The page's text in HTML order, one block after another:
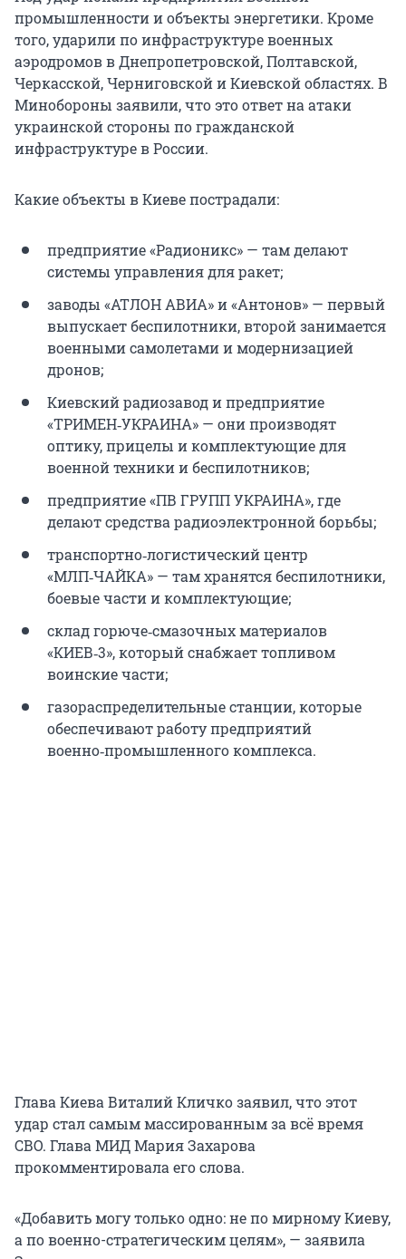
промышленности и объекты энергетики. Кроме
того, ударили по инфраструктуре военных
аэродромов в Днепропетровской, Полтавской,
Черкасской, Черниговской и Киевской областях. В
Минобороны заявили, что это ответ на атаки
украинской стороны по гражданской
инфраструктуре в России.
Какие объекты в Киеве пострадали:
предприятие «Радионикс» — там делают
системы управления для ракет;
заводы «АТЛОН АВИА» и «Антонов» — первый
выпускает беспилотники, второй занимается
военными самолетами и модернизацией
дронов;
Киевский радиозавод и предприятие
«ТРИМЕН‑УКРАИНА» — они производят
оптику, прицелы и комплектующие для
военной техники и беспилотников;
предприятие «ПВ ГРУПП УКРАИНА», где
делают средства радиоэлектронной борьбы;
транспортно‑логистический центр
«МЛП‑ЧАЙКА» — там хранятся беспилотники,
боевые части и комплектующие;
склад горюче‑смазочных материалов
«КИЕВ‑3», который снабжает топливом
воинские части;
газораспределительные станции, которые
обеспечивают работу предприятий
военно‑промышленного комплекса.
Глава Киева Виталий Кличко заявил, что этот
удар стал самым массированным за всё время
СВО. Глава МИД Мария Захарова
прокомментировала его слова.
«Добавить могу только одно: не по мирному Киеву,
а по военно-стратегическим целям», — заявила